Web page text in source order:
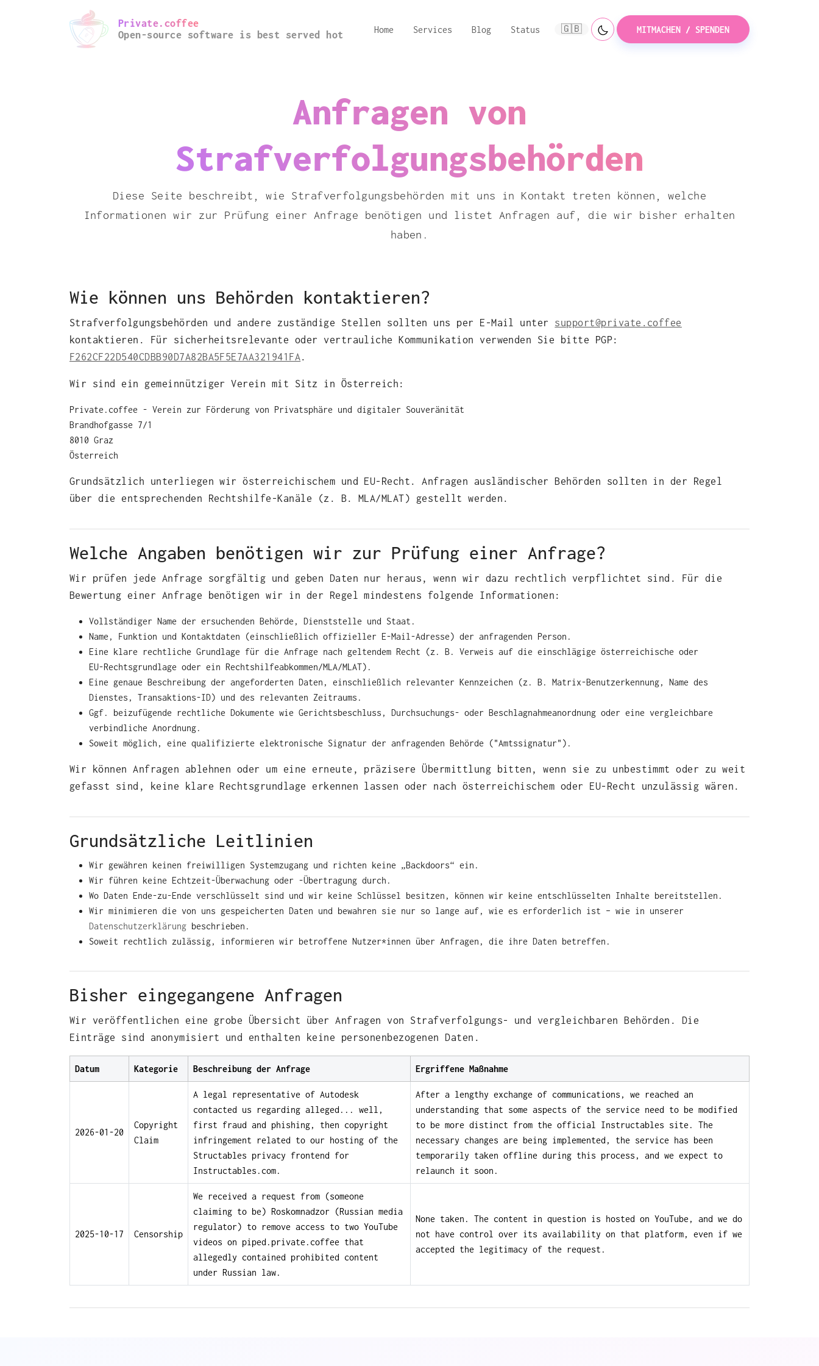
Private.coffee
Open-source software is best served hot
Home Services Blog Status 🇬🇧 MITMACHEN / SPENDEN
Anfragen von
Strafverfolgungsbehörden
Diese Seite beschreibt, wie Strafverfolgungsbehörden mit uns in Kontakt treten können, welche
Informationen wir zur Prüfung einer Anfrage benötigen und listet Anfragen auf, die wir bisher erhalten
haben.
Wie können uns Behörden kontaktieren?
Strafverfolgungsbehörden und andere zuständige Stellen sollten uns per E‑Mail unter support@private.coffee
kontaktieren. Für sicherheitsrelevante oder vertrauliche Kommunikation verwenden Sie bitte PGP:
F262CF22D540CDBB90D7A82BA5F5E7AA321941FA.
Wir sind ein gemeinnütziger Verein mit Sitz in Österreich:
Private.coffee ‐ Verein zur Förderung von Privatsphäre und digitaler Souveränität
Brandhofgasse 7/1
8010 Graz
Österreich
Grundsätzlich unterliegen wir österreichischem und EU‑Recht. Anfragen ausländischer Behörden sollten in der Regel
über die entsprechenden Rechtshilfe‑Kanäle (z. B. MLA/MLAT) gestellt werden.
Welche Angaben benötigen wir zur Prüfung einer Anfrage?
Wir prüfen jede Anfrage sorgfältig und geben Daten nur heraus, wenn wir dazu rechtlich verpflichtet sind. Für die
Bewertung einer Anfrage benötigen wir in der Regel mindestens folgende Informationen:
Vollständiger Name der ersuchenden Behörde, Dienststelle und Staat.
Name, Funktion und Kontaktdaten (einschließlich offizieller E‑Mail‑Adresse) der anfragenden Person.
Eine klare rechtliche Grundlage für die Anfrage nach geltendem Recht (z. B. Verweis auf die einschlägige österreichische oder
EU‑Rechtsgrundlage oder ein Rechtshilfeabkommen/MLA/MLAT).
Eine genaue Beschreibung der angeforderten Daten, einschließlich relevanter Kennzeichen (z. B. Matrix‑Benutzerkennung, Name des
Dienstes, Transaktions‑ID) und des relevanten Zeitraums.
Ggf. beizufügende rechtliche Dokumente wie Gerichtsbeschluss, Durchsuchungs‑ oder Beschlagnahmeanordnung oder eine vergleichbare
verbindliche Anordnung.
Soweit möglich, eine qualifizierte elektronische Signatur der anfragenden Behörde ("Amtssignatur").
Wir können Anfragen ablehnen oder um eine erneute, präzisere Übermittlung bitten, wenn sie zu unbestimmt oder zu weit
gefasst sind, keine klare Rechtsgrundlage erkennen lassen oder nach österreichischem oder EU‑Recht unzulässig wären.
Grundsätzliche Leitlinien
Wir gewähren keinen freiwilligen Systemzugang und richten keine „Backdoors“ ein.
Wir führen keine Echtzeit‑Überwachung oder ‑Übertragung durch.
Wo Daten Ende‑zu‑Ende verschlüsselt sind und wir keine Schlüssel besitzen, können wir keine entschlüsselten Inhalte bereitstellen.
Wir minimieren die von uns gespeicherten Daten und bewahren sie nur so lange auf, wie es erforderlich ist – wie in unserer
Datenschutzerklärung beschrieben.
Soweit rechtlich zulässig, informieren wir betroffene Nutzer*innen über Anfragen, die ihre Daten betreffen.
Bisher eingegangene Anfragen
Wir veröffentlichen eine grobe Übersicht über Anfragen von Strafverfolgungs‑ und vergleichbaren Behörden. Die
Einträge sind anonymisiert und enthalten keine personenbezogenen Daten.
Datum Kategorie Beschreibung der Anfrage Ergriffene Maßnahme
2026-01-20
Copyright
Claim
A legal representative of Autodesk
contacted us regarding alleged... well,
first fraud and phishing, then copyright
infringement related to our hosting of the
Structables privacy frontend for
Instructables.com.
After a lengthy exchange of communications, we reached an
understanding that some aspects of the service need to be modified
to be more distinct from the official Instructables site. The
necessary changes are being implemented, the service has been
temporarily taken offline during this process, and we expect to
relaunch it soon.
2025-10-17 Censorship
We received a request from (someone
claiming to be) Roskomnadzor (Russian media
regulator) to remove access to two YouTube
videos on piped.private.coffee that
allegedly contained prohibited content
under Russian law.
None taken. The content in question is hosted on YouTube, and we do
not have control over its availability on that platform, even if we
accepted the legitimacy of the request.